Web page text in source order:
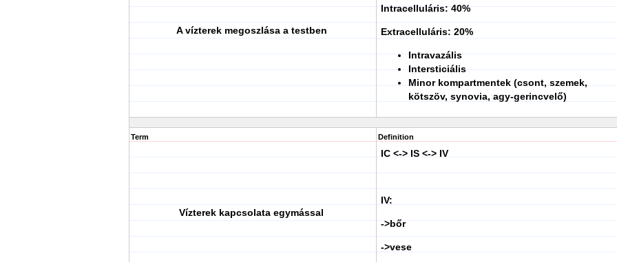
A vízterek megoszlása a testben
Intracelluláris: 40%
Extracelluláris: 20%
Intravazális
Intersticiális
Minor kompartmentek (csont, szemek,
kötszöv, synovia, agy-gerincvelő)
Term
Vízterek kapcsolata egymással
Definition
IC <-> IS <-> IV
IV:
->bőr
->vese